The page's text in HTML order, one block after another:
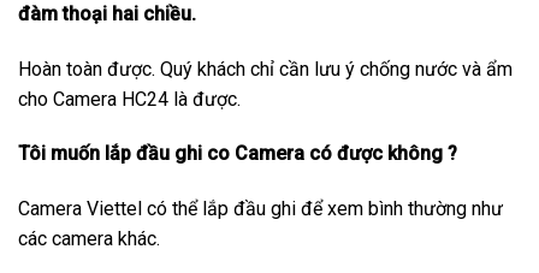
đàm thoại hai chiều.
Hoàn toàn được. Quý khách chỉ cần lưu ý chống nước và ẩm
cho Camera HC24 là được.
Tôi muốn lắp đầu ghi co Camera có được không ?
Camera Viettel có thể lắp đầu ghi để xem bình thường như
các camera khác.